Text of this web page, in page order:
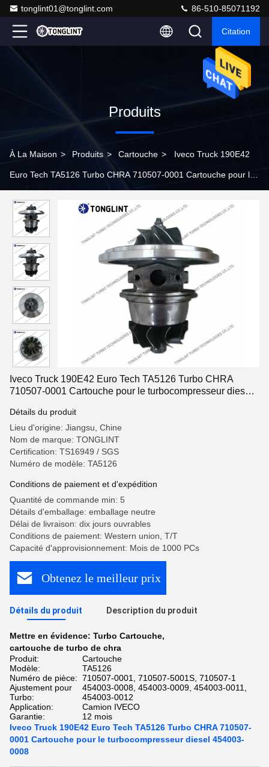
tonglint01@tonglint.com 86-510-85071192
Citation
Produits
À La Maison > Produits > Cartouche > Iveco Truck 190E42
Euro Tech TA5126 Turbo CHRA 710507-0001 Cartouche pour le
Iveco Truck 190E42 Euro Tech TA5126 Turbo CHRA
710507-0001 Cartouche pour le turbocompresseur diesel
Détails du produit
Lieu d'origine: Jiangsu, Chine
Nom de marque: TONGLINT
Certification: TS16949 / SGS
Numéro de modèle: TA5126
Conditions de paiement et d'expédition
Quantité de commande min: 5
Détails d'emballage: emballage neutre
Délai de livraison: dix jours ouvrables
Conditions de paiement: Western union, T/T
Capacité d'approvisionnement: Mois de 1000 PCs
Obtenez le meilleur prix
Détails du produit Description du produit
Mettre en évidence: Turbo Cartouche,
cartouche de turbo de chra
Produit:
Cartouche
Modèle:
TA5126
Numéro de pièce: 710507-0001, 710507-5001S, 710507-1
Ajustement pour
Turbo:
454003-0008, 454003-0009, 454003-0011,
454003-0012
Application:
Camion IVECO
Garantie:
12 mois
Iveco Truck 190E42 Euro Tech TA5126 Turbo CHRA 710507-
0001 Cartouche pour le turbocompresseur diesel 454003-
0008